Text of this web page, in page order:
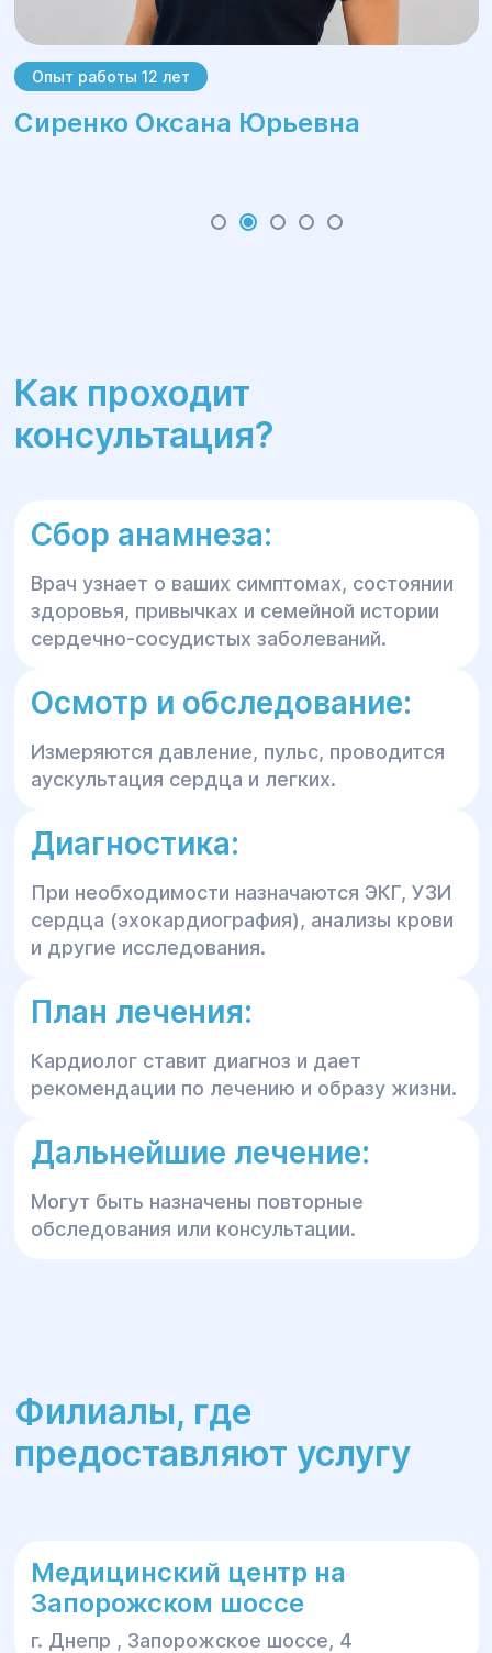
Опыт работы 12 лет
Сиренко Оксана Юрьевна
Как проходит
консультация?
Сбор анамнеза:
Врач узнает о ваших симптомах, состоянии
здоровья, привычках и семейной истории
сердечно-сосудистых заболеваний.
Осмотр и обследование:
Измеряются давление, пульс, проводится
аускультация сердца и легких.
Диагностика:
При необходимости назначаются ЭКГ, УЗИ
сердца (эхокардиография), анализы крови
и другие исследования.
План лечения:
Кардиолог ставит диагноз и дает
рекомендации по лечению и образу жизни.
Дальнейшие лечение:
Могут быть назначены повторные
обследования или консультации.
Филиалы, где
предоставляют услугу
Медицинский центр на
Запорожском шоссе
г. Днепр , Запорожское шоссе, 4